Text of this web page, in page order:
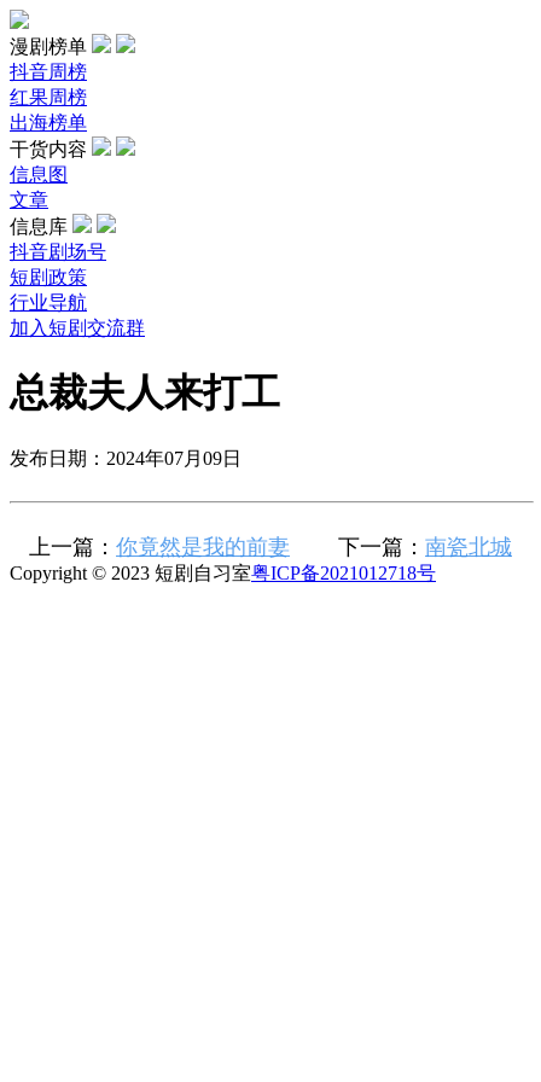
漫剧榜单
抖音周榜
红果周榜
出海榜单
干货内容
信息图
文章
信息库
抖音剧场号
短剧政策
行业导航
加入短剧交流群
总裁夫人来打工
发布日期：2024年07月09日
上一篇： 你竟然是我的前妻 下一篇： 南瓷北城
Copyright © 2023 短剧自习室粤ICP备2021012718号